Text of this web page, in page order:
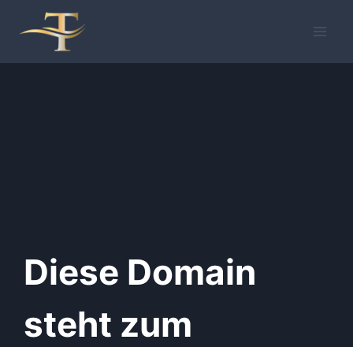
Inhalt
Diese Domain
steht zum